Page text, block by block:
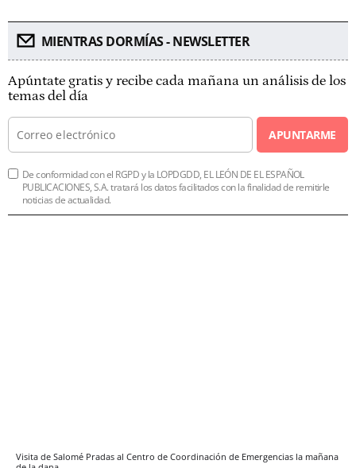
MIENTRAS DORMÍAS - NEWSLETTER
Apúntate gratis y recibe cada mañana un análisis de los
temas del día
APUNTARME
De conformidad con el RGPD y la LOPDGDD, EL LEÓN DE EL ESPAÑOL
PUBLICACIONES, S.A. tratará los datos facilitados con la finalidad de remitirle
noticias de actualidad.
Visita de Salomé Pradas al Centro de Coordinación de Emergencias la mañana